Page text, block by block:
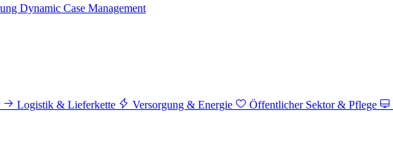
Dynamic Case Management
Logistik & Lieferkette Versorgung & Energie Öffentlicher Sektor & Pflege